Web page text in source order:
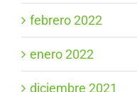
febrero 2022
enero 2022
diciembre 2021